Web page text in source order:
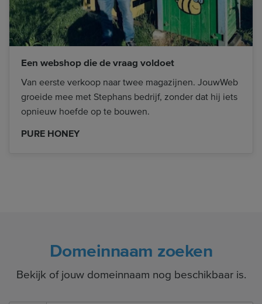
Een webshop die de vraag voldoet
Van eerste verkoop naar twee magazijnen. JouwWeb
groeide mee met Stephans bedrijf, zonder dat hij iets
opnieuw hoefde op te bouwen.
PURE HONEY
Domeinnaam zoeken
Bekijk of jouw domeinnaam nog beschikbaar is.